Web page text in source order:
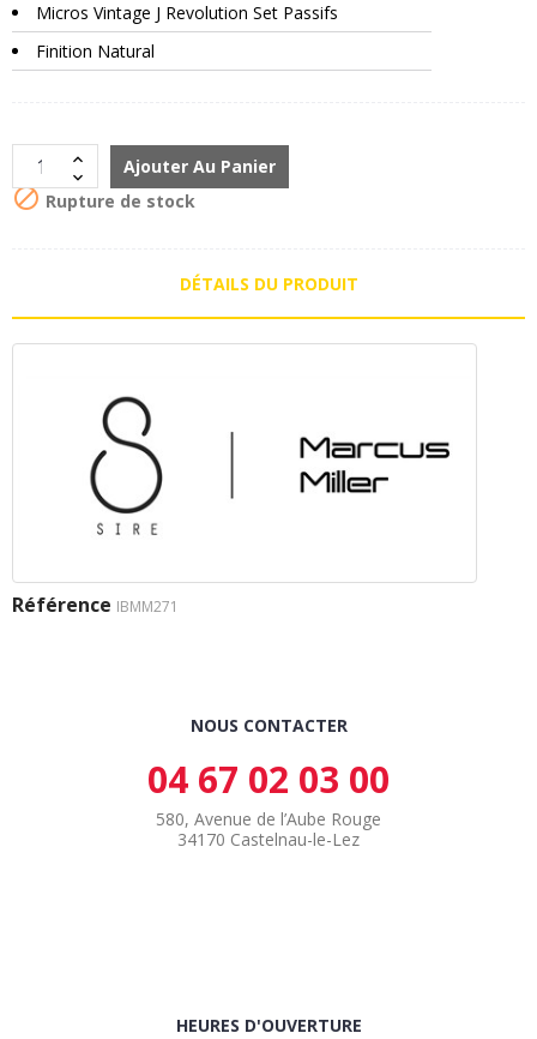
Micros Vintage J Revolution Set Passifs
Finition Natural
Ajouter Au Panier
 Rupture de stock
DÉTAILS DU PRODUIT
Référence IBMM271
NOUS CONTACTER
04 67 02 03 00
580, Avenue de l’Aube Rouge
34170 Castelnau-le-Lez
HEURES D'OUVERTURE